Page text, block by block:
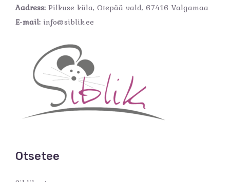
Aadress: Pilkuse küla, Otepää vald, 67416 Valgamaa
E-mail: info@siblik.ee
Otsetee